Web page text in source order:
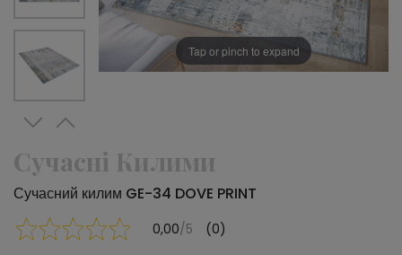
Tap or pinch to expand
Сучасні Килими
Сучасний килим GE-34 DOVE PRINT
0,00/5 (0)